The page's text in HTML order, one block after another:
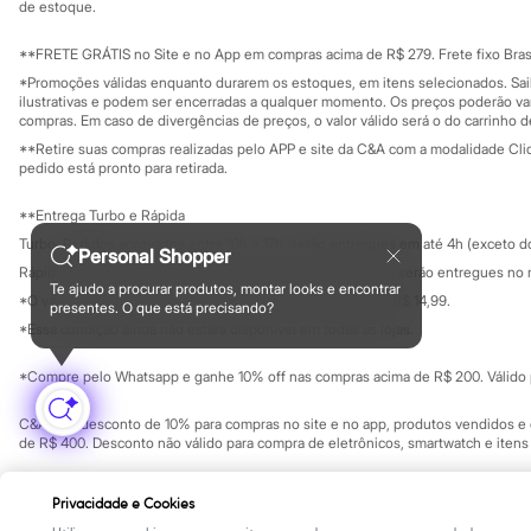
Yessica
Acessórios
Blusas
Calçados
Leggings
Shorts e Bermudas
Tops
Moda íntima
Cintas e Modeladores
Meias
Pijamas
Sutiãs e Tops
Moda praia
Maiôs
Saídas de praia
Personagens
Plus size
Blusas e Camisetas
Calças
Casacos e Jaquetas
Jeans
Personal Shopper
Te ajudo a procurar produtos, montar looks e encontrar
presentes. O que está precisando?
Investidores
Privacidade
Configuração de cookies
Minha privacidade
Educação
Formas de pagamento
de estoque.
**FRETE GRÁTIS no Site e no App em compras acima de R$ 279. Frete fixo
*Promoções válidas enquanto durarem os estoques, em itens selecionados.
ilustrativas e podem ser encerradas a qualquer momento. Os preços poderão
compras. Em caso de divergências de preços, o valor válido será o do carrinho
**Retire suas compras realizadas pelo APP e site da C&A com a modalidade
pedido está pronto para retirada.
**Entrega Turbo e Rápida
Turbo: Pedidos aprovados entre 10h e 17h, serão entregues em até 4h (exceto
Rápida: Pedidos com os pagamentos aprovados até as 10h, serão entregues
*O valor do frete para o turbo é R$ 24,99 e para a rápida é R$ 14,99.
*Essa condição ainda não estará disponível em todas as lojas.
*Compre pelo Whatsapp e ganhe 10% off nas compras acima de R$ 200.
C&A Pay: desconto de 10% para compras no site e no app, produtos vendidos
de R$ 400. Desconto não válido para compra de eletrônicos, smartwatch e
SP Cep: 06455-000 CNPJ 45.242.914/0001-05
Privacidade e Cookies